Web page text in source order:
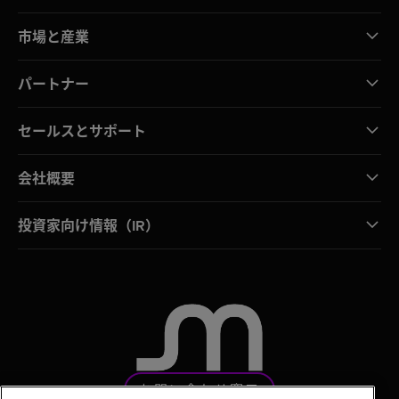
市場と産業
パートナー
セールスとサポート
会社概要
投資家向け情報（IR）
お問い合わせ窓口